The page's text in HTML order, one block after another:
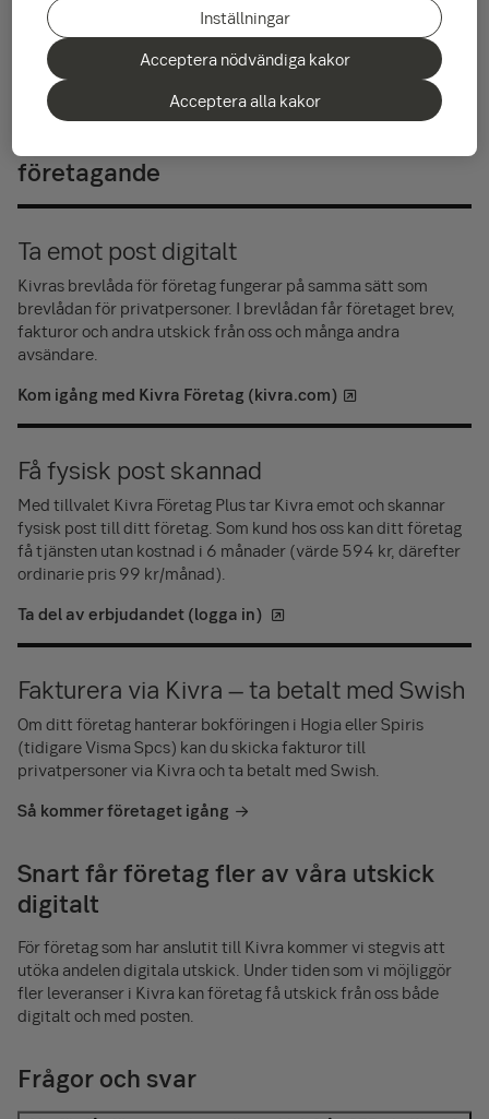
också ta del av ett erbjudande om Kivra
Företag Plus, som gör att fysisk post skannas
och laddas upp i Kivra.
företagande
Ta emot post digitalt
Kivras brevlåda för företag fungerar på samma sätt som
brevlådan för privatpersoner. I brevlådan får företaget brev,
fakturor och andra utskick från oss och många andra
avsändare.
Kom igång med Kivra Företag (kivra.com)
Få fysisk post skannad
Med tillvalet Kivra Företag Plus tar Kivra emot och skannar
fysisk post till ditt företag. Som kund hos oss kan ditt företag
få tjänsten utan kostnad i 6 månader (värde 594 kr, därefter
ordinarie pris 99 kr/månad).
Ta del av erbjudandet (logga in)
Fakturera via Kivra – ta betalt med Swish
Om ditt företag hanterar bokföringen i Hogia eller Spiris
(tidigare Visma Spcs) kan du skicka fakturor till
privatpersoner via Kivra och ta betalt med Swish.
Så kommer företaget igång
Snart får företag fler av våra utskick
digitalt
För företag som har anslutit till Kivra kommer vi stegvis att
utöka andelen digitala utskick. Under tiden som vi möjliggör
fler leveranser i Kivra kan företag få utskick från oss både
digitalt och med posten.
Frågor och svar
Inställningar
Acceptera nödvändiga kakor
Acceptera alla kakor